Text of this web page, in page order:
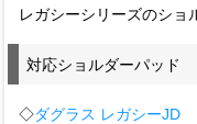
レガシーシリーズのショ
対応ショルダーパッド
◇ダグラス レガシーJD